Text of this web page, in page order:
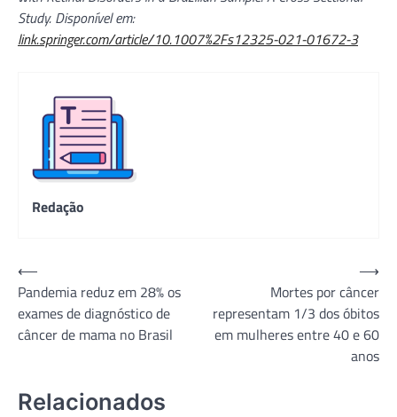
Study. Disponível em:
link.springer.com/article/10.1007%2Fs12325-021-01672-3
Redação
Navegação
de
Post
⟵
Pandemia reduz em 28% os
exames de diagnóstico de
câncer de mama no Brasil
Mortes por câncer
representam 1/3 dos óbitos
em mulheres entre 40 e 60
anos
⟶
Relacionados